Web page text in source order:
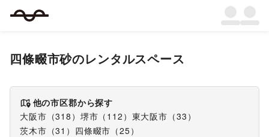
四條畷市砂のレンタルスペース
他の市区郡から探す
大阪市 （318 ） 堺市 （ 112 ） 東大阪市 （33 ）
茨木市 （31 ） 四條畷市 （25）